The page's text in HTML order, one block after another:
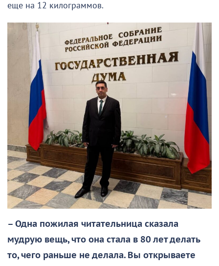
еще на 12 килограммов.
– Одна пожилая читательница сказала
мудрую вещь, что она стала в 80 лет делать
то, чего раньше не делала. Вы открываете